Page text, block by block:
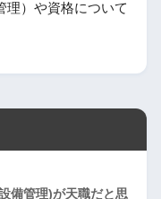
理）や資格について
備管理)が天職だと思